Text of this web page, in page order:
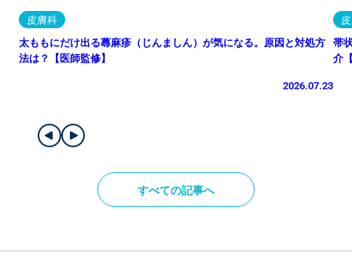
皮膚科
太ももにだけ出る蕁麻疹（じんましん）が気になる。原因と対処方
法は？【医師監修】
2026.07.23
帯
介
すべての記事へ